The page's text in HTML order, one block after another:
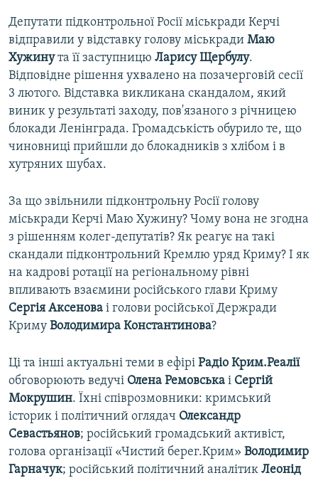
ІНФОГРАФІКА
ДОЛУЧАЙСЯ!
Усі сайти RFE/RL
Депутати підконтрольної Росії міськради Керчі
відправили у відставку голову міськради Маю
Хужинута її заступницю Ларису Щербулу.
Відповідне рішення ухвалено на позачерговій сесії
3 лютого. Відставка викликана скандалом, який
виник у результаті заходу, пов'язаного з річницею
блокади Ленінграда. Громадськість обурило те, що
чиновниці прийшли до блокадників з хлібом і в
хутряних шубах.
За що звільнили підконтрольну Росії голову
міськради Керчі Маю Хужину? Чому вона не згодна
з рішенням колег-депутатів? Як реагує на такі
скандали підконтрольний Кремлю уряд Криму? І як
на кадрові ротації на регіональному рівні
впливають взаємини російського глави Криму
Сергія Аксенова і голови російської Держради
Криму Володимира Константинова?
Ці та інші актуальні теми в ефірі Радіо Крим.Реалії
обговорюють ведучі Олена Ремовська і Сергій
Мокрушин. Їхні співрозмовники: кримський
історик і політичний оглядач Олександр
Севастьянов; російський громадський активіст,
голова організації «Чистий берег.Крим» Володимир
Гарначук; російський політичний аналітик Леонід